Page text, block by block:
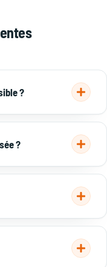
?
du froid l'été et
?
à 6 000 € en multi-
3 à 4 kWh de chaleur